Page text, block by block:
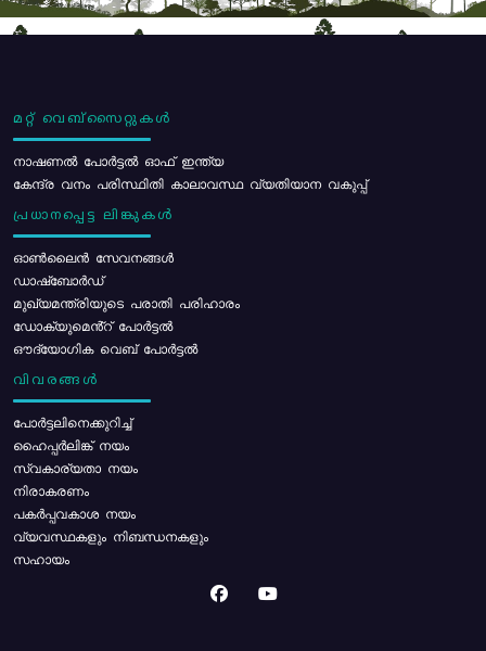
മറ്റ് വെബ്സൈറ്റുകൾ
നാഷണൽ പോർട്ടൽ ഓഫ് ഇന്ത്യ
കേന്ദ്ര വനം പരിസ്ഥിതി കാലാവസ്ഥ വ്യതിയാന വകുപ്പ്
പ്രധാനപ്പെട്ട ലിങ്കുകൾ
ഓൺലൈൻ സേവനങ്ങൾ
ഡാഷ്ബോർഡ്
മുഖ്യമന്ത്രിയുടെ പരാതി പരിഹാരം
ഡോക്യുമെൻ്റ് പോർട്ടൽ
ഔദ്യോഗിക വെബ് പോർട്ടൽ
വിവരങ്ങൾ
പോര്‍ട്ടലിനെക്കുറിച്ച്
ഹൈപ്പർലിങ്ക് നയം
സ്വകാര്യതാ നയം
നിരാകരണം
പകർപ്പവകാശ നയം
വ്യവസ്ഥകളും നിബന്ധനകളും
സഹായം